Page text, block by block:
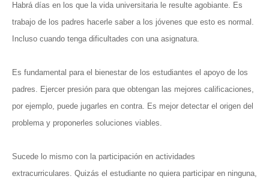
Habrá días en los que la vida universitaria le resulte agobiante. Es
trabajo de los padres hacerle saber a los jóvenes que esto es normal.
Incluso cuando tenga dificultades con una asignatura.
Es fundamental para el bienestar de los estudiantes el apoyo de los
padres. Ejercer presión para que obtengan las mejores calificaciones,
por ejemplo, puede jugarles en contra. Es mejor detectar el origen del
problema y proponerles soluciones viables.
Sucede lo mismo con la participación en actividades
extracurriculares. Quizás el estudiante no quiera participar en ninguna,